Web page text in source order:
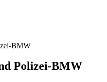
BMW
Polizei-BMW